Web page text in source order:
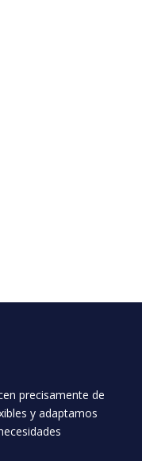
industria de
amplia gama
y
del papel,
papel fino.
de sierra de
de
cuchillos de